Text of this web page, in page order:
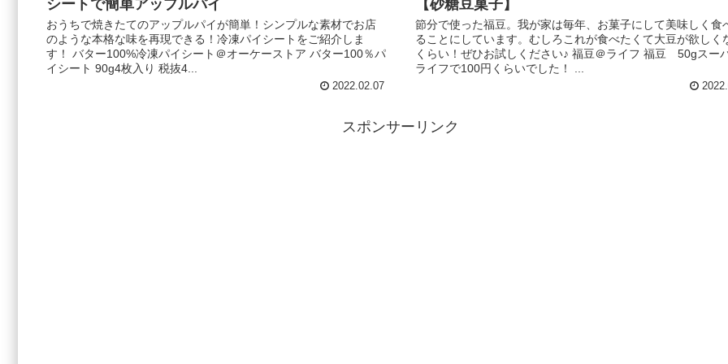
シートで簡単アップルパイ
おうちで焼きたてのアップルパイが簡単！シンプルな素材でお店
のような本格な味を再現できる！冷凍パイシートをご紹介しま
す！ バター100%冷凍パイシート＠オーケーストア バター100％パ
イシート 90g4枚入り 税抜4...
2022.02.07
【砂糖豆菓子】
節分で使った福豆。我が家は毎年、お菓子にして美味しく食
ることにしています。むしろこれが食べたくて大豆が欲しく
くらい！ぜひお試しください♪ 福豆＠ライフ 福豆 50gスー
ライフで100円くらいでした！ ...
スポンサーリンク